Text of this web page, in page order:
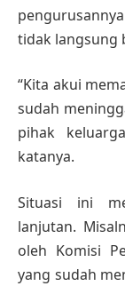
tidak langsung
“Kita akui
sudah
pihak
katanya.
Situasi ini
lanjutan.
oleh Komisi
yang sudah